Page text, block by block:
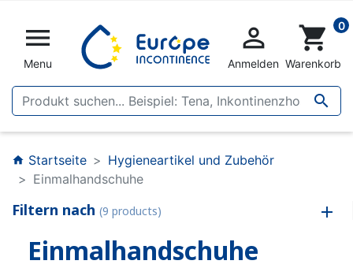

Menu


Anmelden
shopping_cart 0
Warenkorb
home Startseite
Hygieneartikel und Zubehör
Einmalhandschuhe
Filtern nach (9 products)
Einmalhandschuhe